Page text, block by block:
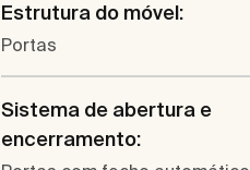
Estrutura do móvel:
Portas
Sistema de abertura e
encerramento: